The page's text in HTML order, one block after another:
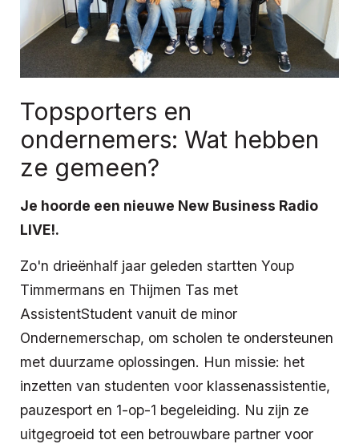
Topsporters en
ondernemers: Wat hebben
ze gemeen?
Je hoorde een nieuwe New Business Radio
LIVE!.
Zo'n drieënhalf jaar geleden startten Youp
Timmermans en Thijmen Tas met
AssistentStudent vanuit de minor
Ondernemerschap, om scholen te ondersteunen
met duurzame oplossingen. Hun missie: het
inzetten van studenten voor klassenassistentie,
pauzesport en 1-op-1 begeleiding. Nu zijn ze
uitgegroeid tot een betrouwbare partner voor